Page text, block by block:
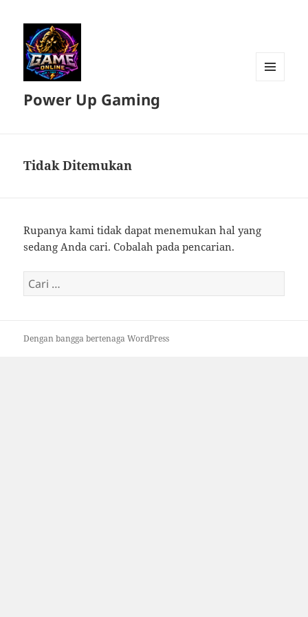
Power Up Gaming
Tidak Ditemukan
Rupanya kami tidak dapat menemukan hal yang
sedang Anda cari. Cobalah pada pencarian.
Cari
untuk:
Dengan bangga bertenaga WordPress